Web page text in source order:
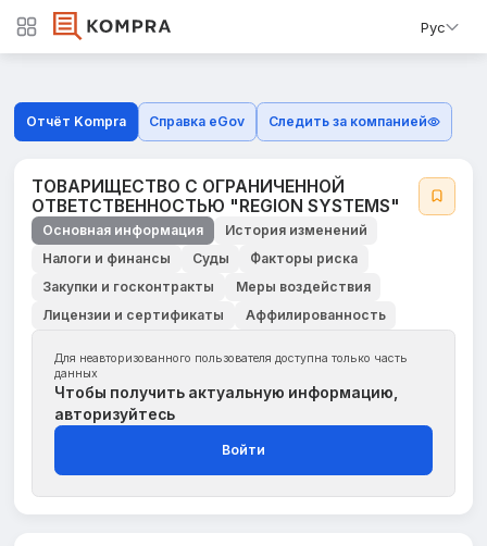
Рус
Отчёт Kompra Справка eGov Следить за компанией
ТОВАРИЩЕСТВО С ОГРАНИЧЕННОЙ
ОТВЕТСТВЕННОСТЬЮ "REGION SYSTEMS"
Основная информация
История изменений
Налоги и финансы
Суды
Факторы риска
Закупки и госконтракты
Меры воздействия
Лицензии и сертификаты
Аффилированность
Для неавторизованного пользователя доступна только часть
данных
Чтобы получить актуальную информацию,
авторизуйтесь
Войти